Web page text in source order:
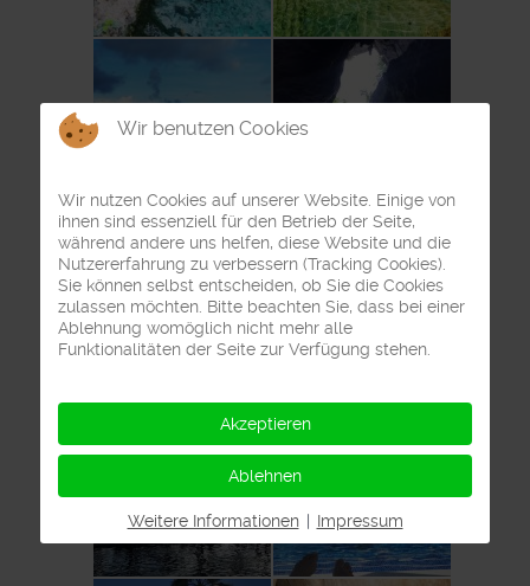
Wir benutzen Cookies
Wir nutzen Cookies auf unserer Website. Einige von
ihnen sind essenziell für den Betrieb der Seite,
während andere uns helfen, diese Website und die
Nutzererfahrung zu verbessern (Tracking Cookies).
Sie können selbst entscheiden, ob Sie die Cookies
zulassen möchten. Bitte beachten Sie, dass bei einer
Ablehnung womöglich nicht mehr alle
Funktionalitäten der Seite zur Verfügung stehen.
Akzeptieren
Ablehnen
Weitere Informationen | Impressum